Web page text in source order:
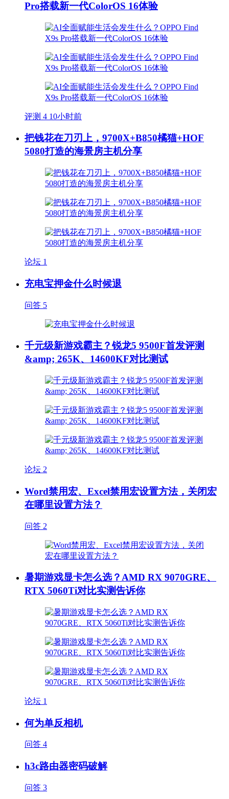
Pro搭载新一代ColorOS 16体验
评测 4 10小时前
把钱花在刀刃上，9700X+B850橘猫+HOF
5080打造的海景房主机分享
论坛 1
充电宝押金什么时候退
问答 5
千元级新游戏霸主？锐龙5 9500F首发评测
&amp; 265K、14600KF对比测试
论坛 2
Word禁用宏、Excel禁用宏设置方法，关闭宏
在哪里设置方法？
问答 2
暑期游戏显卡怎么选？AMD RX 9070GRE、
RTX 5060Ti对比实测告诉你
论坛 1
何为单反相机
问答 4
h3c路由器密码破解
问答 3